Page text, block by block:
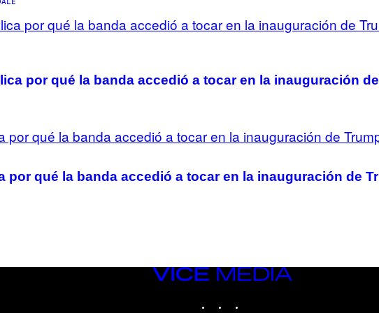
por qué la banda accedió a tocar en la inauguración
por qué la banda accedió a tocar en la inauguración de
VICE